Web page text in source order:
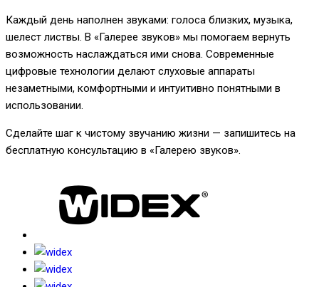
Каждый день наполнен звуками: голоса близких, музыка,
шелест листвы. В «Галерее звуков» мы помогаем вернуть
возможность наслаждаться ими снова. Современные
цифровые технологии делают слуховые аппараты
незаметными, комфортными и интуитивно понятными в
использовании.
Сделайте шаг к чистому звучанию жизни — запишитесь на
бесплатную консультацию в «Галерею звуков».